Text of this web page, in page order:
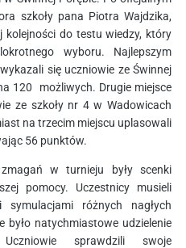
szkoły pana Piotra Wajdzika,
kolejności do testu wiedzy, który
wyboru. Najlepszym
się uczniowie ze Świnnej
120 możliwych. Drugie miejsce
ze szkoły nr 4 w Wadowicach
na trzecim miejscu uplasowali
56 punktów.
w turnieju były scenki
pomocy. Uczestnicy musieli
różnych nagłych
było natychmiastowe udzielenie
sprawdzili swoje